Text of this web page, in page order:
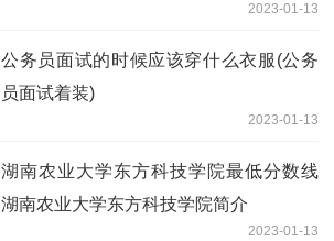
2023-01-13
公务员面试的时候应该穿什么衣服(公务
员面试着装)
2023-01-13
湖南农业大学东方科技学院最低分数线
湖南农业大学东方科技学院简介
2023-01-13